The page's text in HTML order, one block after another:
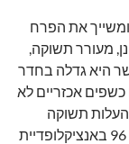
את הפרח
מעורר תשוקה,
היא גדלה בחדר
אכזריים לא
להעלות תשוקה
והתפרחת עוזרת להתגבר על אבל וצער.” עמוד 96 באנציקלופדיית